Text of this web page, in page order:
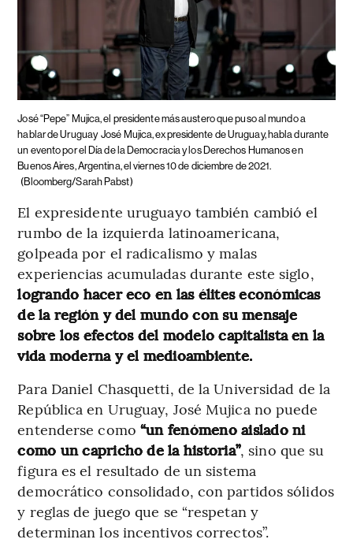
José “Pepe” Mujica, el presidente más austero que puso al mundo a
hablar de Uruguay José Mujica, expresidente de Uruguay, habla durante
un evento por el Día de la Democracia y los Derechos Humanos en
Buenos Aires, Argentina, el viernes 10 de diciembre de 2021.
(Bloomberg/Sarah Pabst)
El expresidente uruguayo también cambió el
rumbo de la izquierda latinoamericana,
golpeada por el radicalismo y malas
experiencias acumuladas durante este siglo,
logrando hacer eco en las élites económicas
de la región y del mundo con su mensaje
sobre los efectos del modelo capitalista en la
vida moderna y el medioambiente.
Para Daniel Chasquetti, de la Universidad de la
República en Uruguay, José Mujica no puede
entenderse como “un fenómeno aislado ni
como un capricho de la historia”, sino que su
figura es el resultado de un sistema
democrático consolidado, con partidos sólidos
y reglas de juego que se “respetan y
determinan los incentivos correctos”.